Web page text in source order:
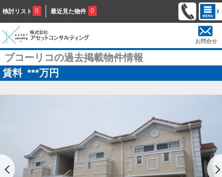
検討リスト 0 最近見た物件 0
お問合せ
ブコーリコの過去掲載物件情報
賃料 ***万円